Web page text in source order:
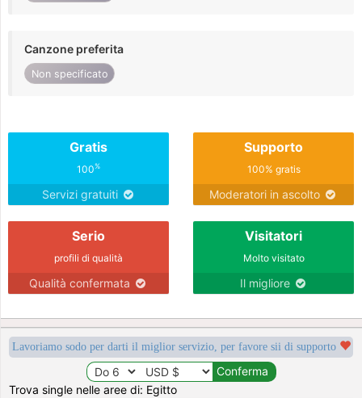
Canzone preferita
Non specificato
Gratis
100%
Servizi gratuiti
Supporto
100% gratis
Moderatori in ascolto
Serio
profili di qualità
Qualità confermata
Visitatori
Molto visitato
Il migliore
Lavoriamo sodo per darti il miglior servizio, per favore sii di supporto
Trova single nelle aree di: Egitto